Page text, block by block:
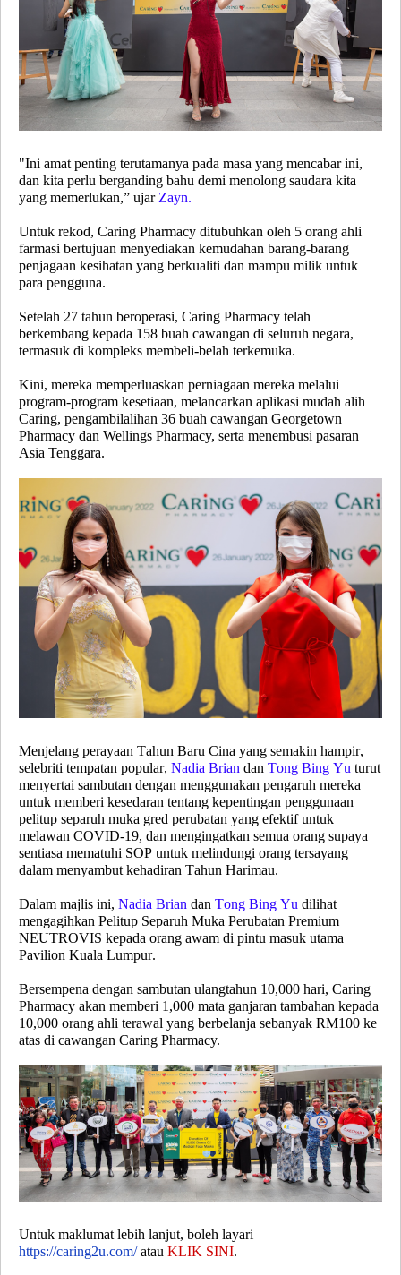
"Ini amat penting terutamanya pada masa yang mencabar ini,
dan kita perlu berganding bahu demi menolong saudara kita
yang memerlukan,” ujar Zayn.
Untuk rekod, Caring Pharmacy ditubuhkan oleh 5 orang ahli
farmasi bertujuan menyediakan kemudahan barang-barang
penjagaan kesihatan yang berkualiti dan mampu milik untuk
para pengguna.
Setelah 27 tahun beroperasi, Caring Pharmacy telah
berkembang kepada 158 buah cawangan di seluruh negara,
termasuk di kompleks membeli-belah terkemuka.
Kini, mereka memperluaskan perniagaan mereka melalui
program-program kesetiaan, melancarkan aplikasi mudah alih
Caring, pengambilalihan 36 buah cawangan Georgetown
Pharmacy dan Wellings Pharmacy, serta menembusi pasaran
Asia Tenggara.
Menjelang perayaan Tahun Baru Cina yang semakin hampir,
selebriti tempatan popular, Nadia Brian dan Tong Bing Yu turut
menyertai sambutan dengan menggunakan pengaruh mereka
untuk memberi kesedaran tentang kepentingan penggunaan
pelitup separuh muka gred perubatan yang efektif untuk
melawan COVID-19, dan mengingatkan semua orang supaya
sentiasa mematuhi SOP untuk melindungi orang tersayang
dalam menyambut kehadiran Tahun Harimau.
Dalam majlis ini, Nadia Brian dan Tong Bing Yu dilihat
mengagihkan Pelitup Separuh Muka Perubatan Premium
NEUTROVIS kepada orang awam di pintu masuk utama
Pavilion Kuala Lumpur.
Bersempena dengan sambutan ulangtahun 10,000 hari, Caring
Pharmacy akan memberi 1,000 mata ganjaran tambahan kepada
10,000 orang ahli terawal yang berbelanja sebanyak RM100 ke
atas di cawangan Caring Pharmacy.
Untuk maklumat lebih lanjut, boleh layari
https://caring2u.com/atau KLIK SINI.